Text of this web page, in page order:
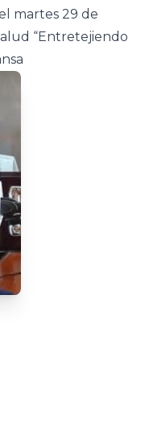
martes 29 de
“Entretejiendo